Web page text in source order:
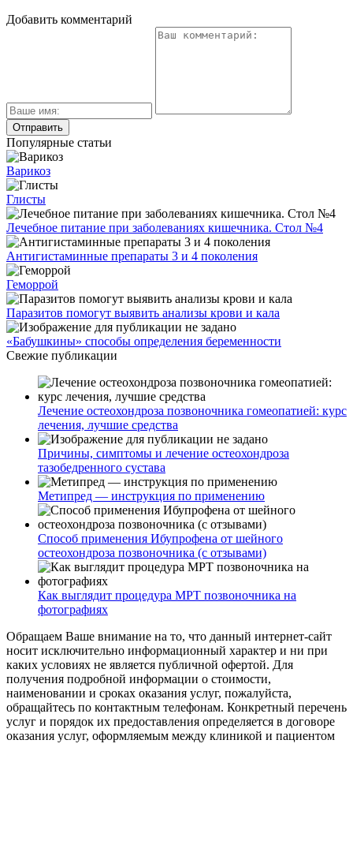
Добавить комментарий
Популярные статьи
Варикоз
Глисты
Лечебное питание при заболеваниях кишечника. Стол №4
Антигистаминные препараты 3 и 4 поколения
Геморрой
Паразитов помогут выявить анализы крови и кала
«Бабушкины» способы определения беременности
Свежие публикации
Лечение остеохондроза позвоночника гомеопатией: курс
лечения, лучшие средства
Причины, симптомы и лечение остеохондроза
тазобедренного сустава
Метипред — инструкция по применению
Способ применения Ибупрофена от шейного
остеохондроза позвоночника (с отзывами)
Как выглядит процедура МРТ позвоночника на
фотографиях
Обращаем Ваше внимание на то, что данный интернет-сайт
носит исключительно информационный характер и ни при
каких условиях не является публичной офертой. Для
получения подробной информации о стоимости,
наименовании и сроках оказания услуг, пожалуйста,
обращайтесь по контактным телефонам. Конкретный перечень
услуг и порядок их предоставления определяется в договоре
оказания услуг, оформляемым между клиникой и пациентом